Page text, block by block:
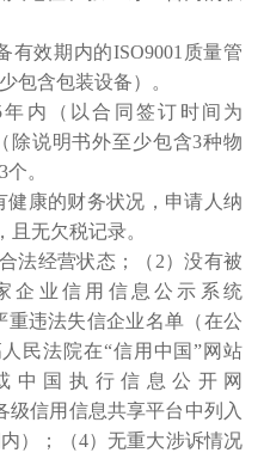
有效期内的ISO9001质量管
包含包装设备）。
内（以合同签订时间为
除说明书外至少包含3种物
个。
健康的财务状况，申请人纳
且无欠税记录。
法经营状态；（2）没有被
企业信用信息公示系统
重违法失信企业名单（在公
民法院在“信用中国”网站
或中国执行信息公开网
级信用信息共享平台中列入
）；（4）无重大涉诉情况